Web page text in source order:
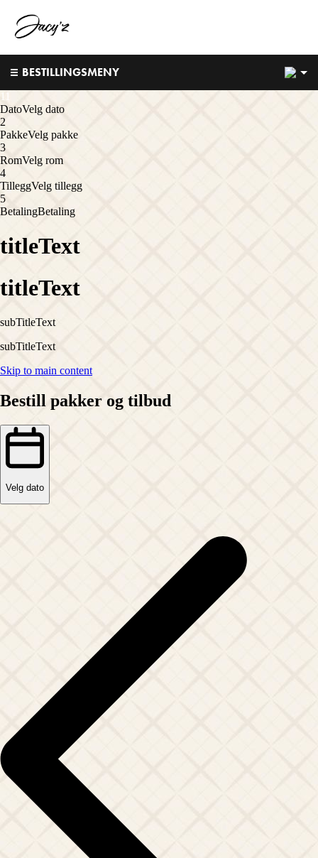
BESTILLINGSMENY
1
DatoVelg dato
2
PakkeVelg pakke
3
RomVelg rom
4
TilleggVelg tillegg
5
BetalingBetaling
titleText
titleText
subTitleText
subTitleText
Skip to main content
Bestill pakker og tilbud
Velg dato